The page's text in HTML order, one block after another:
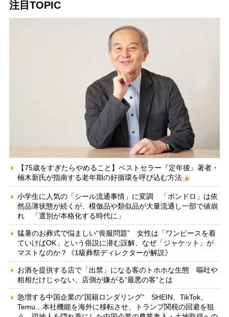
注目TOPIC
【75歳をすぎたらやめること】ベストセラー『定年後』著者・
楠木新氏が指南する老年期の好循環を呼び込む方法
小学生に人気の「シール流通事情」に変調 「ボンドロ」は依
然品薄状態が続くが、模倣品や類似品が大量流通し一部で値崩
れ 「選別が本格化する時代に」
猛暑のお葬式で悩ましい“喪服問題” 女性は「ワンピースを着
ていけばOK」という俗説に潜む誤解、なぜ「ジャケット」が
マストなのか？《1級葬祭ディレクターが解説》
お酒を提供する店で「出禁」になる客のトホホな生態 嘔吐や
粗相だけじゃない、店側が嫌がる“最悪の客”とは
急増する中国企業の“国籍ロンダリング” SHEIN、TikTok、
Temu…本社機能を海外に移転させ、トランプ関税の回避を狙